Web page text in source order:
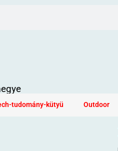
tudomány-kütyü Outdoor